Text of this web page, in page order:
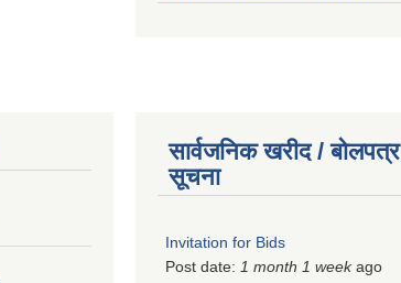
सार्वजनिक खरीद / बोलपत्र
सूचना
Invitation for Bids
Post date: 1 month 1 weekago